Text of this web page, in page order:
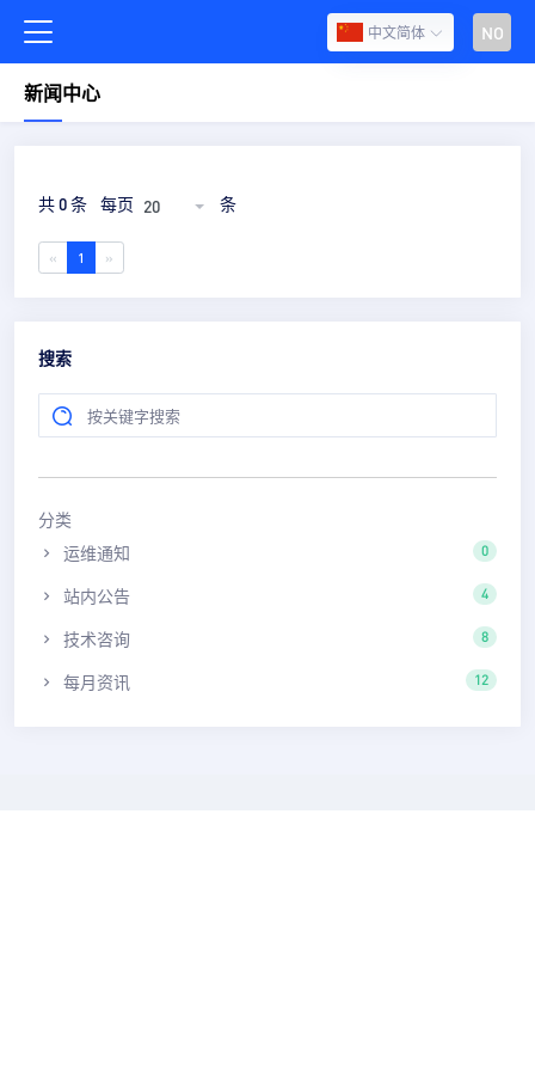
中文简体 NO
新闻中心
共 0 条 每页 20 条
« 1 »
搜索
分类
运维通知
0
站内公告 4
技术咨询 8
每月资讯 12